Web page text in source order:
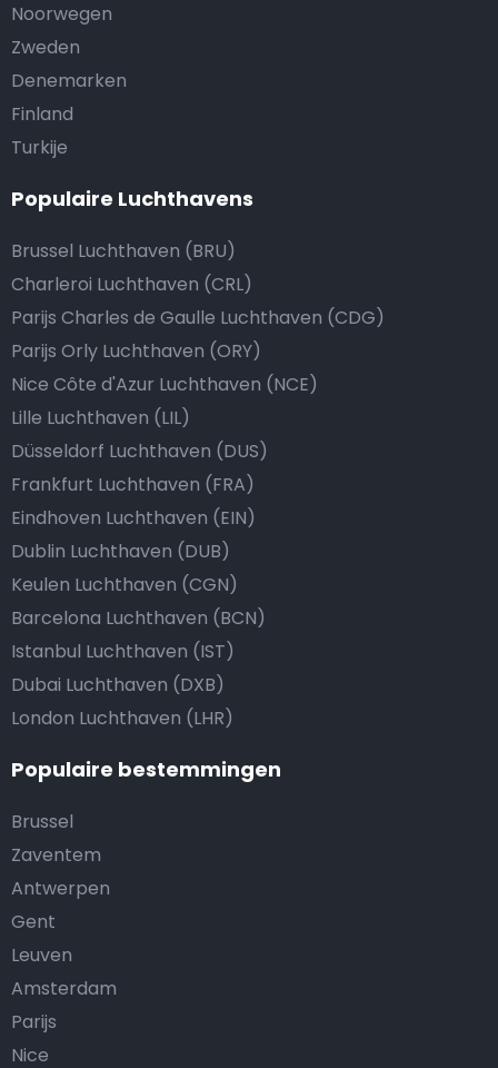
Noorwegen
Zweden
Denemarken
Finland
Turkije
Populaire Luchthavens
Brussel Luchthaven (BRU)
Charleroi Luchthaven (CRL)
Parijs Charles de Gaulle Luchthaven (CDG)
Parijs Orly Luchthaven (ORY)
Nice Côte d'Azur Luchthaven (NCE)
Lille Luchthaven (LIL)
Düsseldorf Luchthaven (DUS)
Frankfurt Luchthaven (FRA)
Eindhoven Luchthaven (EIN)
Dublin Luchthaven (DUB)
Keulen Luchthaven (CGN)
Barcelona Luchthaven (BCN)
Istanbul Luchthaven (IST)
Dubai Luchthaven (DXB)
London Luchthaven (LHR)
Populaire bestemmingen
Brussel
Zaventem
Antwerpen
Gent
Leuven
Amsterdam
Parijs
Nice